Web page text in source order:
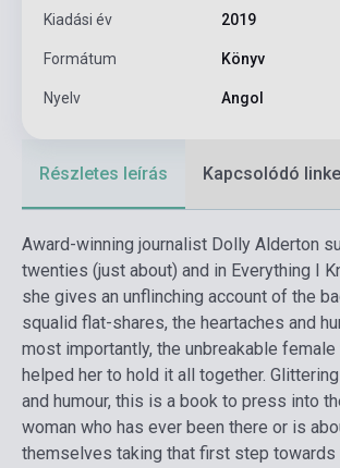
Kiadási év 2019
Formátum Könyv
Nyelv Angol
Részletes leírás Kapcsolódó
Award-winning journalist Dolly Alderton
twenties (just about) and in Everything I
she gives an unflinching account of the
squalid flat-shares, the heartaches and
most importantly, the unbreakable
helped her to hold it all together.
and humour, this is a book to press into
woman who has ever been there or is
themselves taking that first step